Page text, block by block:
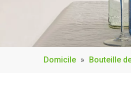
Domicile » Bouteille